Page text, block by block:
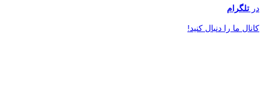
در تلگرام
کانال ما را دنبال کنید!